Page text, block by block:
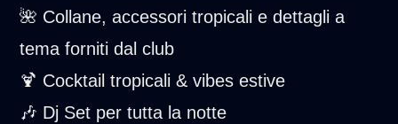
🌺 Collane, accessori tropicali e dettagli a
tema forniti dal club
🍹 Cocktail tropicali & vibes estive
🎶 Dj Set per tutta la notte